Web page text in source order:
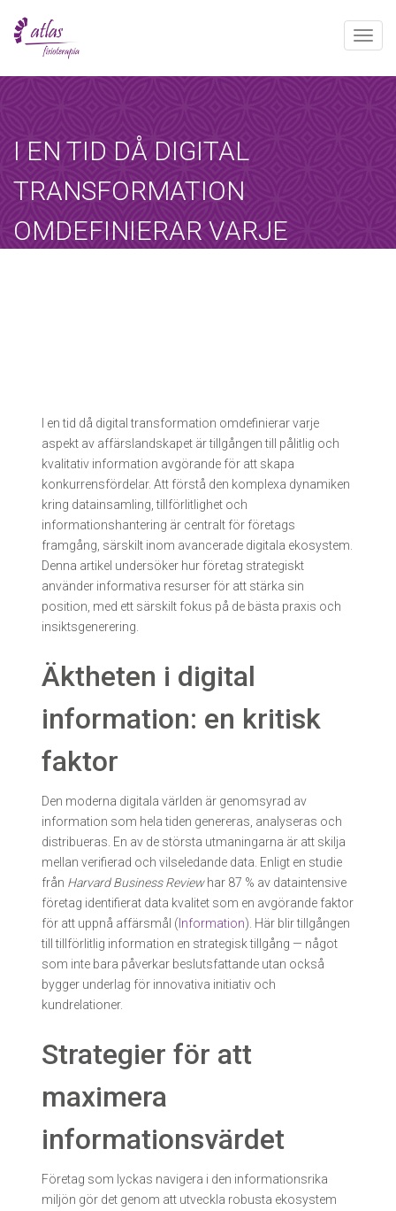
Toggle
I EN TID DÅ DIGITAL
TRANSFORMATION
OMDEFINIERAR VARJE
I en tid då digital transformation omdefinierar varje
aspekt av affärslandskapet är tillgången till pålitlig och
kvalitativ information avgörande för att skapa
konkurrensfördelar. Att förstå den komplexa dynamiken
kring datainsamling, tillförlitlighet och
informationshantering är centralt för företags
framgång, särskilt inom avancerade digitala ekosystem.
Denna artikel undersöker hur företag strategiskt
använder informativa resurser för att stärka sin
position, med ett särskilt fokus på de bästa praxis och
insiktsgenerering.
Äktheten i digital
information: en kritisk
faktor
Den moderna digitala världen är genomsyrad av
information som hela tiden genereras, analyseras och
distribueras. En av de största utmaningarna är att skilja
mellan verifierad och vilseledande data. Enligt en studie
från Harvard Business Reviewhar 87 % av dataintensive
företag identifierat data kvalitet som en avgörande faktor
för att uppnå affärsmål (Information). Här blir tillgången
till tillförlitlig information en strategisk tillgång — något
som inte bara påverkar beslutsfattande utan också
bygger underlag för innovativa initiativ och
kundrelationer.
Strategier för att
maximera
informationsvärdet
Företag som lyckas navigera i den informationsrika
miljön gör det genom att utveckla robusta ekosystem